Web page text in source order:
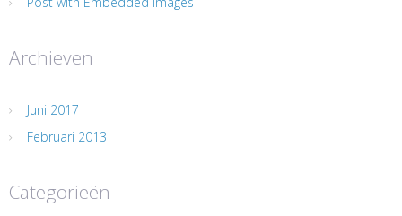
Archieven
Juni 2017
Februari 2013
Categorieën